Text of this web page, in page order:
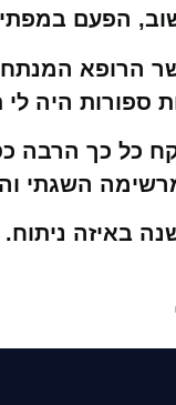
הפעם
הרופא
היה לי
כל כך הרבה
השגתי
באיזה ניתוח.